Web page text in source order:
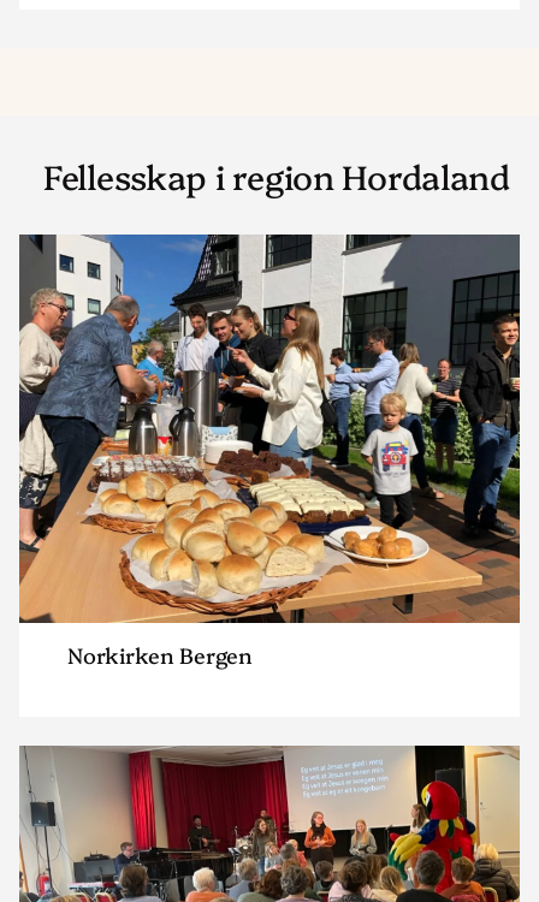
Fellesskap i region Hordaland
Norkirken Bergen
Read
article
"Norkirken
Bergen"
Read
article
"Norkirken
Nordhordland"